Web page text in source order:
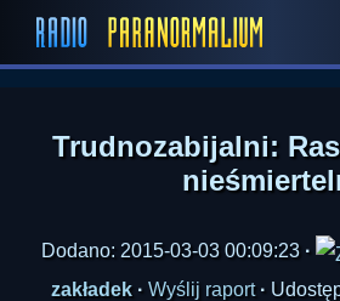
Trudnozabijalni:
Dodano: 2015-03-03 00:09:23 ·
zakładek · Wyślij raport ·